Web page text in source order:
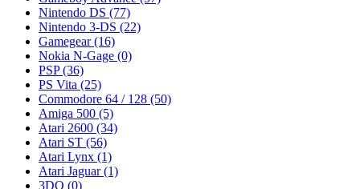
Nintendo DS (77)
Nintendo 3-DS (22)
Gamegear(16)
Nokia N-Gage (0)
PSP(36)
PS Vita (25)
Commodore 64 / 128 (50)
Amiga 500 (5)
Atari 2600 (34)
Atari ST (56)
Atari Lynx (1)
Atari Jaguar(1)
3DO (0)